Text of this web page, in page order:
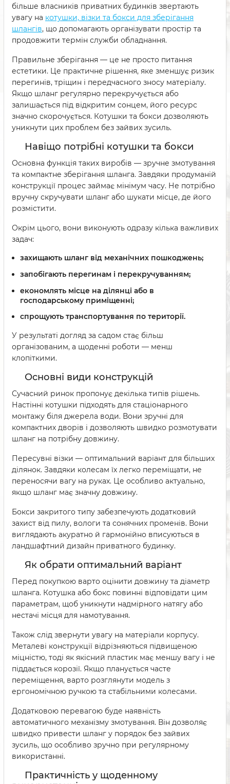
більше власників приватних будинків звертають
увагу на котушки, візки та бокси для зберігання
шлангів, що допомагають організувати простір та
продовжити термін служби обладнання.
Правильне зберігання — це не просто питання
естетики. Це практичне рішення, яке зменшує ризик
перегинів, тріщин і передчасного зносу матеріалу.
Якщо шланг регулярно перекручується або
залишається під відкритим сонцем, його ресурс
значно скорочується. Котушки та бокси дозволяють
уникнути цих проблем без зайвих зусиль.
Навіщо потрібні котушки та бокси
Основна функція таких виробів — зручне змотування
та компактне зберігання шланга. Завдяки продуманій
конструкції процес займає мінімум часу. Не потрібно
вручну скручувати шланг або шукати місце, де його
розмістити.
Окрім цього, вони виконують одразу кілька важливих
задач:
захищають шланг від механічних пошкоджень;
запобігають перегинам і перекручуванням;
економлять місце на ділянці або в
господарському приміщенні;
спрощують транспортування по території.
У результаті догляд за садом стає більш
організованим, а щоденні роботи — менш
клопіткими.
Основні види конструкцій
Сучасний ринок пропонує декілька типів рішень.
Настінні котушки підходять для стаціонарного
монтажу біля джерела води. Вони зручні для
компактних дворів і дозволяють швидко розмотувати
шланг на потрібну довжину.
Пересувні візки — оптимальний варіант для більших
ділянок. Завдяки колесам їх легко переміщати, не
переносячи вагу на руках. Це особливо актуально,
якщо шланг має значну довжину.
Бокси закритого типу забезпечують додатковий
захист від пилу, вологи та сонячних променів. Вони
виглядають акуратно й гармонійно вписуються в
ландшафтний дизайн приватного будинку.
Як обрати оптимальний варіант
Перед покупкою варто оцінити довжину та діаметр
шланга. Котушка або бокс повинні відповідати цим
параметрам, щоб уникнути надмірного натягу або
нестачі місця для намотування.
Також слід звернути увагу на матеріали корпусу.
Металеві конструкції відрізняються підвищеною
міцністю, тоді як якісний пластик має меншу вагу і не
піддається корозії. Якщо планується часте
переміщення, варто розглянути модель з
ергономічною ручкою та стабільними колесами.
Додатковою перевагою буде наявність
автоматичного механізму змотування. Він дозволяє
швидко привести шланг у порядок без зайвих
зусиль, що особливо зручно при регулярному
використанні.
Практичність у щоденному